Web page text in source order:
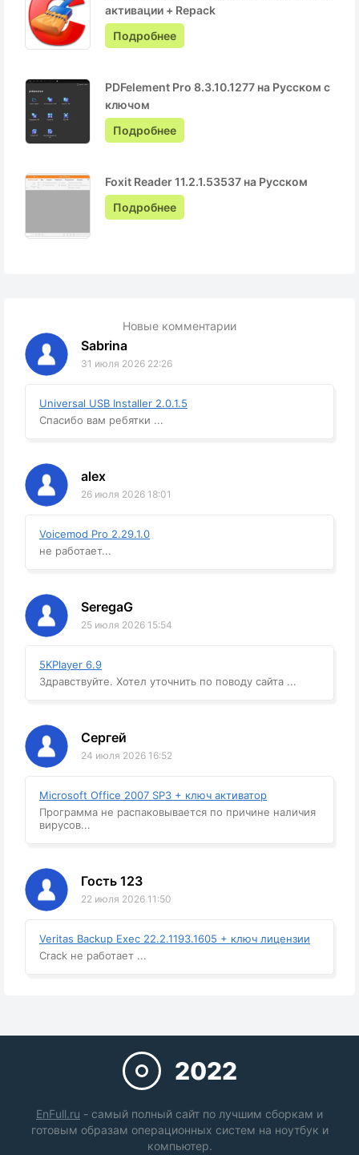
активации + Repack
Подробнее
PDFelement Pro 8.3.10.1277 на Русском с
ключом
Подробнее
Foxit Reader 11.2.1.53537 на Русском
Подробнее
Новые комментарии
Sabrina
31 июля 2026 22:26
Universal USB Installer 2.0.1.5
Спасибо вам ребятки ...
alex
26 июля 2026 18:01
Voicemod Pro 2.29.1.0
не работает...
SeregaG
25 июля 2026 15:54
5KPlayer 6.9
Здравствуйте. Хотел уточнить по поводу сайта ...
Сергей
24 июля 2026 16:52
Microsoft Office 2007 SP3 + ключ активатор
Программа не распаковывается по причине наличия
вирусов...
Гость 123
22 июля 2026 11:50
Veritas Backup Exec 22.2.1193.1605 + ключ лицензии
Crack не работает ...
2022
EnFull.ru - самый полный сайт по лучшим сборкам и
готовым образам операционных систем на ноутбук и
компьютер.